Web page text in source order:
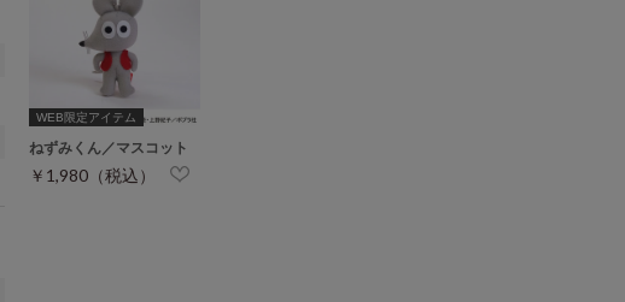
WEB限定アイテム
ねずみくん／マスコット
￥1,980（税込）